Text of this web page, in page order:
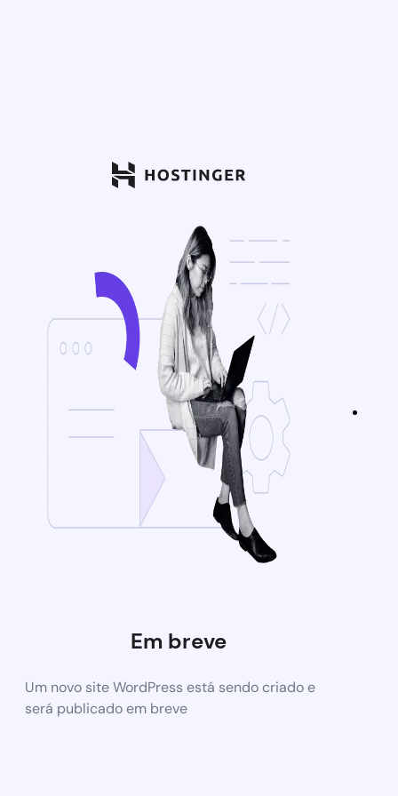
Em breve
Um novo site WordPress está sendo criado e
será publicado em breve